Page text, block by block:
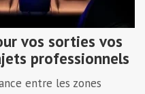
vos sorties vos
professionnels
entre les zones